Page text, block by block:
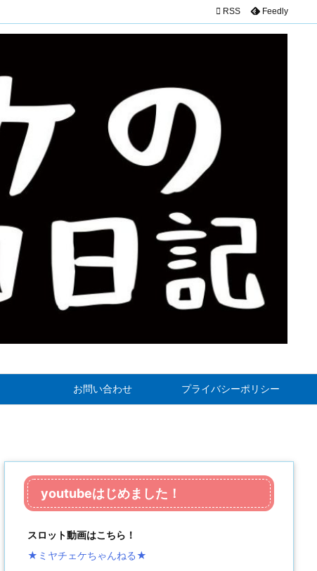
お問い合わせ プライバシーポリシー
 RSS Feedly
youtubeはじめました！
スロット動画はこちら！
★ミヤチェケちゃんねる★